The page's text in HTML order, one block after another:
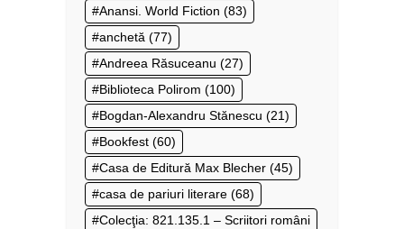
Anansi. World Fiction (83)
anchetă (77)
Andreea Răsuceanu (27)
Biblioteca Polirom (100)
Bogdan-Alexandru Stănescu (21)
Bookfest (60)
Casa de Editură Max Blecher (45)
casa de pariuri literare (68)
Colecţia: 821.135.1 – Scriitori români